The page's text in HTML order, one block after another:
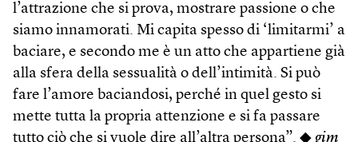
l’attrazione che si prova, mostrare passione o che
siamo innamorati. Mi capita spesso di ‘limitarmi’ a
baciare, e secondo me è un atto che appartiene già
alla sfera della sessualità o dell’intimità. Si può
fare l’amore baciandosi, perché in quel gesto si
mette tutta la propria attenzione e si fa passare
tutto ciò che si vuole dire all’altra persona”. ◆ gim